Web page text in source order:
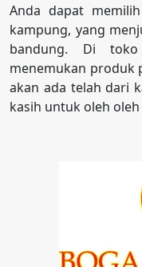
Anda dapat
kampung, yang
bandung. Di
menemukan produk
akan ada telah dari
kasih untuk oleh